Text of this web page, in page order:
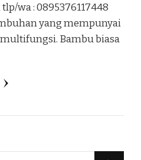
wa : 0895376117448
yang mempunyai
Bambu biasa